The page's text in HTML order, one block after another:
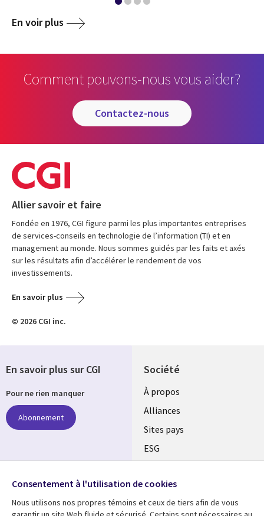
En voir plus
Comment pouvons-nous vous aider?
contactez-nous
Allier savoir et faire
Fondée en 1976, CGI figure parmi les plus importantes entreprises
de services-conseils en technologie de l’information (TI) et en
management au monde. Nous sommes guidés par les faits et axés
sur les résultats afin d’accélérer le rendement de vos
investissements.
En savoir plus
© 2026 CGI inc.
Société
À propos
Alliances
Sites pays
ESG
Fusions
Salle de presse
En savoir plus sur CGI
Pour ne rien manquer
Abonnement
Suivez-nous
Social
Consentement à l'utilisation de cookies
Nous utilisons nos propres témoins et ceux de tiers afin de vous